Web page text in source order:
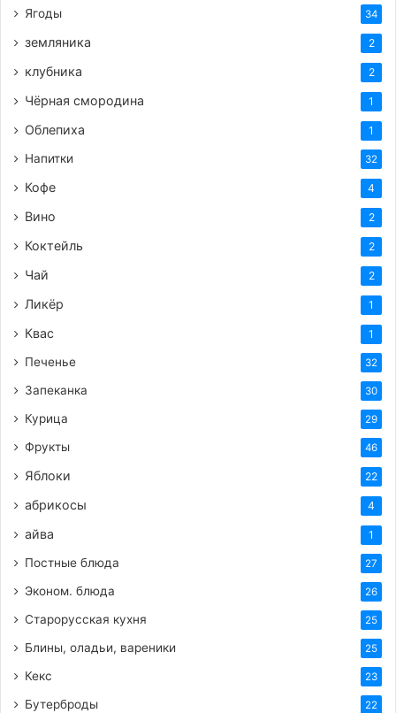
Ягоды 34
земляника 2
клубника 2
Чёрная смородина 1
Облепиха 1
Напитки 32
Кофе 4
Вино 2
Коктейль 2
Чай 2
Ликёр 1
Квас 1
Печенье 32
Запеканка 30
Курица 29
Фрукты 46
Яблоки 22
абрикосы 4
айва 1
Постные блюда 27
Эконом. блюда 26
Старорусская кухня 25
Блины, оладьи, вареники 25
Кекс 23
Бутерброды 22